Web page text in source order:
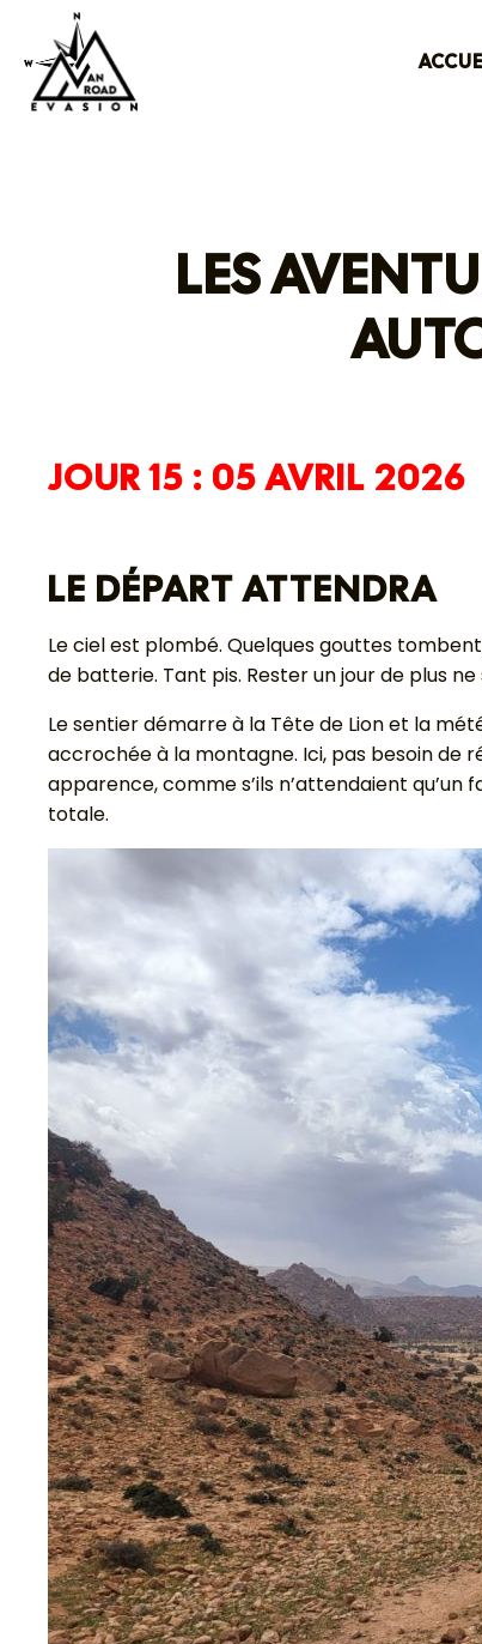
LES
JOUR 15 : 05 AVRIL 2026
LE DÉPART ATTENDRA
Le ciel est plombé. Quelques gouttes
de batterie. Tant pis. Rester un jour de plus
Le sentier démarre à la Tête de Lion et la
accrochée à la montagne. Ici, pas besoin de
apparence, comme s’ils n’attendaient qu’un
totale.